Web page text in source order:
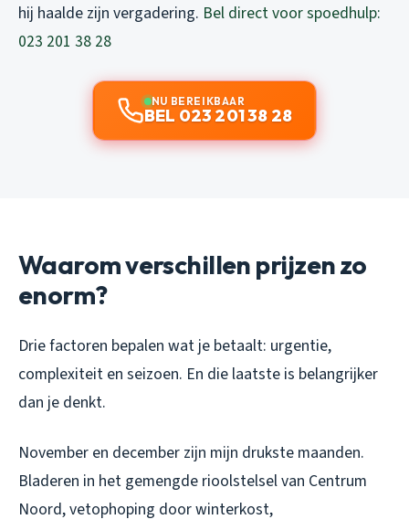
hij haalde zijn vergadering. Bel direct voor spoedhulp:
023 201 38 28
NU BEREIKBAAR
BEL 023 201 38 28
Waarom verschillen prijzen zo
enorm?
Drie factoren bepalen wat je betaalt: urgentie,
complexiteit en seizoen. En die laatste is belangrijker
dan je denkt.
November en december zijn mijn drukste maanden.
Bladeren in het gemengde rioolstelsel van Centrum
Noord, vetophoping door winterkost,